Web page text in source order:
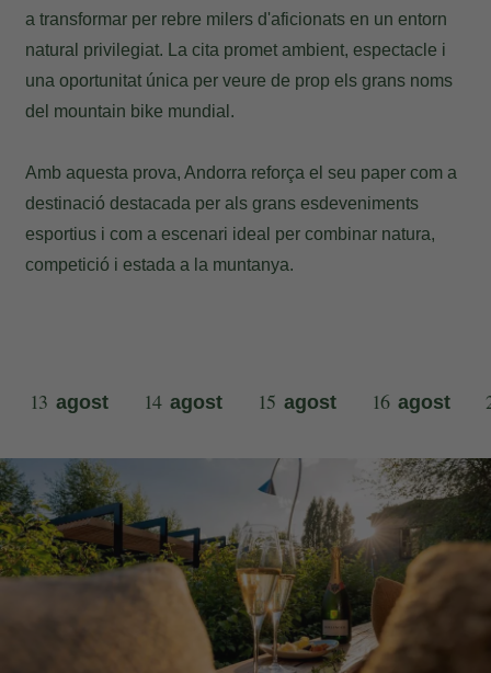
a transformar per rebre milers d'aficionats en un entorn
natural privilegiat. La cita promet ambient, espectacle i
una oportunitat única per veure de prop els grans noms
del mountain bike mundial.
Amb aquesta prova, Andorra reforça el seu paper com a
destinació destacada per als grans esdeveniments
esportius i com a escenari ideal per combinar natura,
competició i estada a la muntanya.
13 agost 14 agost 15 agost 16 agost